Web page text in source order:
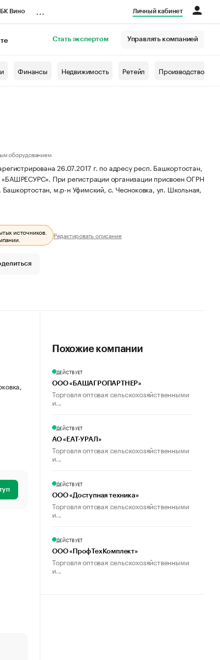
Вино Личный кабинет
Стать экспертом Управлять компанией
Финансы Недвижимость Ретейл Производство
оборудованием
26.07.2017 г. по адресу респ. Башкортостан,
«БАШРЕСУРС». При регистрации организации присвоен ОГРН
м.р-н Уфимский, с. Чесноковка, ул. Школьная,
источников. Редактировать описание
Похожие компании
ДЕЙСТВУЕТ
ООО «БАШАГРОПАРТНЕР»
Торговля оптовая сельскохозяйственными
и...
ДЕЙСТВУЕТ
АО «ЕАТ-УРАЛ»
Торговля оптовая сельскохозяйственными
и...
ДЕЙСТВУЕТ
ООО «Доступная техника»
Торговля оптовая сельскохозяйственными
и...
ДЕЙСТВУЕТ
ООО «ПрофТехКомплект»
Торговля оптовая сельскохозяйственными
и...